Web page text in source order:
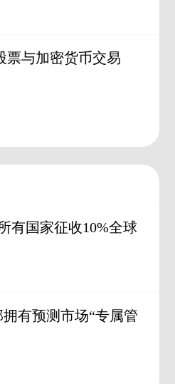
票与加密货币交易
有国家征收10%全球
有预测市场“专属管